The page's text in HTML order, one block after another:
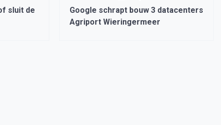
sluit de
Google schrapt bouw 3 datacenters
Agriport Wieringermeer